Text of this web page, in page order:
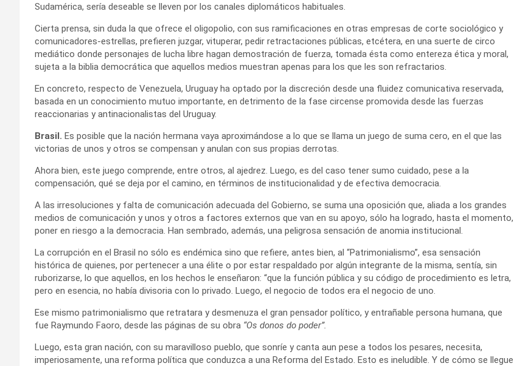
Sudamérica, sería deseable se lleven por los canales diplomáticos habituales.
Cierta prensa, sin duda la que ofrece el oligopolio, con sus ramificaciones en otras empresas de corte sociológico y
comunicadores-estrellas, prefieren juzgar, vituperar, pedir retractaciones públicas, etcétera, en una suerte de circo
mediático donde personajes de lucha libre hagan demostración de fuerza, tomada ésta como entereza ética y moral,
sujeta a la biblia democrática que aquellos medios muestran apenas para los que les son refractarios.
En concreto, respecto de Venezuela, Uruguay ha optado por la discreción desde una fluidez comunicativa reservada,
basada en un conocimiento mutuo importante, en detrimento de la fase circense promovida desde las fuerzas
reaccionarias y antinacionalistas del Uruguay.
Brasil. Es posible que la nación hermana vaya aproximándose a lo que se llama un juego de suma cero, en el que las
victorias de unos y otros se compensan y anulan con sus propias derrotas.
Ahora bien, este juego comprende, entre otros, al ajedrez. Luego, es del caso tener sumo cuidado, pese a la
compensación, qué se deja por el camino, en términos de institucionalidad y de efectiva democracia.
A las irresoluciones y falta de comunicación adecuada del Gobierno, se suma una oposición que, aliada a los grandes
medios de comunicación y unos y otros a factores externos que van en su apoyo, sólo ha logrado, hasta el momento,
poner en riesgo a la democracia. Han sembrado, además, una peligrosa sensación de anomia institucional.
La corrupción en el Brasil no sólo es endémica sino que refiere, antes bien, al “Patrimonialismo”, esa sensación
histórica de quienes, por pertenecer a una élite o por estar respaldado por algún integrante de la misma, sentía, sin
ruborizarse, lo que aquellos, en los hechos le enseñaron: “que la función pública y su código de procedimiento es letra,
pero en esencia, no había divisoria con lo privado. Luego, el negocio de todos era el negocio de uno.
Ese mismo patrimonialismo que retratara y desmenuza el gran pensador político, y entrañable persona humana, que
fue Raymundo Faoro, desde las páginas de su obra “Os donos do poder”.
Luego, esta gran nación, con su maravilloso pueblo, que sonríe y canta aun pese a todos los pesares, necesita,
imperiosamente, una reforma política que conduzca a una Reforma del Estado. Esto es ineludible. Y de cómo se llegue